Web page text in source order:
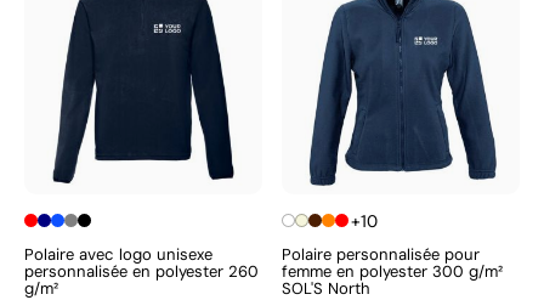
Polaire avec logo unisexe
personnalisée en polyester 260
g/m²
+10
Polaire personnalisée pour
femme en polyester 300 g/m²
SOL'S North